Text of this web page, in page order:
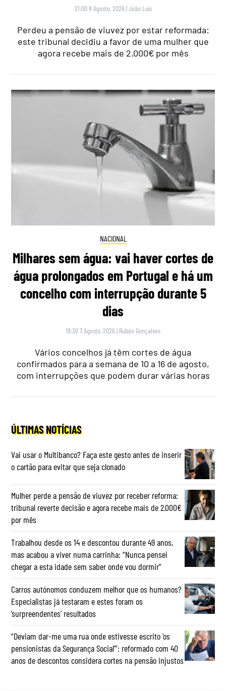
21:00 8 Agosto, 2026 |João Luís
Perdeu a pensão de viuvez por estar reformada:
este tribunal decidiu a favor de uma mulher que
agora recebe mais de 2.000€ por mês
NACIONAL
Milhares sem água: vai haver cortes de
água prolongados em Portugal e há um
concelho com interrupção durante 5
dias
18:30 7 Agosto, 2026 | Rubén Gonçalves
Vários concelhos já têm cortes de água
confirmados para a semana de 10 a 16 de agosto,
com interrupções que podem durar várias horas
ÚLTIMAS NOTÍCIAS
Vai usar o Multibanco? Faça este gesto antes de inserir
o cartão para evitar que seja clonado
Mulher perde a pensão de viuvez por receber reforma:
tribunal reverte decisão e agora recebe mais de 2.000€
por mês
Trabalhou desde os 14 e descontou durante 49 anos,
mas acabou a viver numa carrinha: “Nunca pensei
chegar a esta idade sem saber onde vou dormir”
Carros autónomos conduzem melhor que os humanos?
Especialistas já testaram e estes foram os
‘surpreendentes’ resultados
“Deviam dar-me uma rua onde estivesse escrito ‘os
pensionistas da Segurança Social’”: reformado com 40
anos de descontos considera cortes na pensão injustos